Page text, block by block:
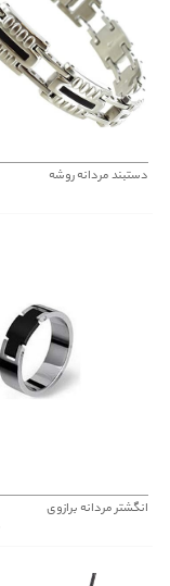
دستبند مردانه روشه
انگشتر مردانه برازوی